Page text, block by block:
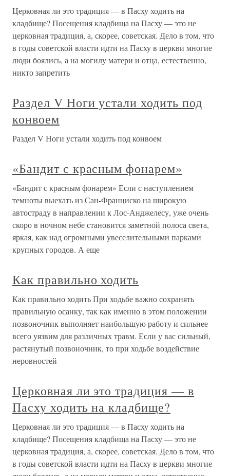
Церковная ли это традиция — в Пасху ходить на
кладбище? Посещения кладбища на Пасху — это не
церковная традиция, а, скорее, советская. Дело в том, что
в годы советской власти идти на Пасху в церкви многие
люди боялись, а на могилу матери и отца, естественно,
никто запретить
Раздел V Ноги устали ходить под
конвоем
Раздел V Ноги устали ходить под конвоем
«Бандит с красным фонарем»
«Бандит с красным фонарем» Если с наступлением
темноты выехать из Сан-Франциско на широкую
автостраду в направлении к Лос-Анджелесу, уже очень
скоро в ночном небе становится заметной полоса света,
яркая, как над огромными увеселительными парками
крупных городов. А еще
Как правильно ходить
Как правильно ходить При ходьбе важно сохранять
правильную осанку, так как именно в этом положении
позвоночник выполняет наибольшую работу и сильнее
всего уязвим для различных травм. Если у вас сильный,
растянутый позвоночник, то при ходьбе воздействие
неровностей
Церковная ли это традиция — в
Пасху ходить на кладбище?
Церковная ли это традиция — в Пасху ходить на
кладбище? Посещения кладбища на Пасху — это не
церковная традиция, а, скорее, советская. Дело в том, что
в годы советской власти идти на Пасху в церкви многие